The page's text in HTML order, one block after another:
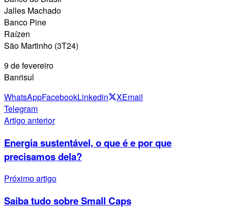
Jalles Machado
Banco Pine
Raízen
São Martinho (3T24)
9 de fevereiro
Banrisul
WhatsAppFacebookLinkedin XEmail
Telegram
Artigo anterior
Energia sustentável, o que é e por que
precisamos dela?
Próximo artigo
Saiba tudo sobre Small Caps